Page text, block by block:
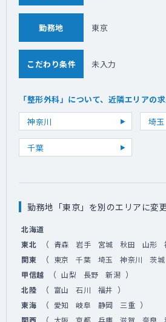
勤務地 東京
こだわり条件 未入力
「整形外科」について、近隣エリアの
神奈川
埼玉
千葉
勤務地「東京」を別のエリアに変
北海道
東北
（ 青森 岩手 宮城 秋田 山形
関東 （ 東京 千葉 埼玉 神奈川 茨城
甲信越 （ 山梨 長野 新潟 ）
北陸 （ 富山 石川 福井 ）
東海 （ 愛知 岐阜 静岡 三重 ）
関西 （ 大阪 京都 兵庫 滋賀 奈良